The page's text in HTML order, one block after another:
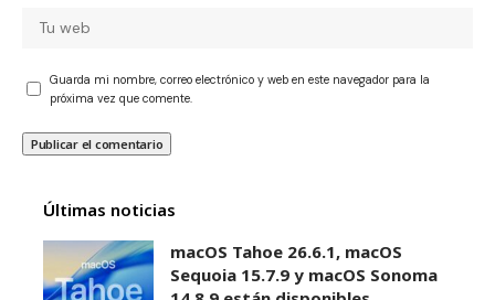
Guarda mi nombre, correo electrónico y web en este navegador para la
próxima vez que comente.
Últimas noticias
macOS Tahoe 26.6.1, macOS
Sequoia 15.7.9 y macOS Sonoma